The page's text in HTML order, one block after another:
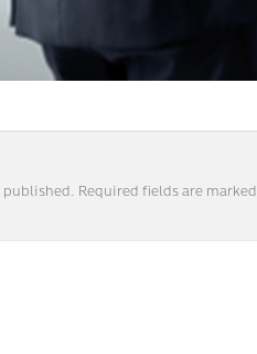
published. Required fields are marked